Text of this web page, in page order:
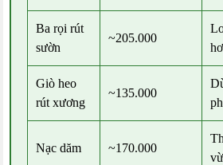
Ba rọi rút
sườn
~205.000
Giò heo
rút xương
~135.000
Nạc dăm ~170.000